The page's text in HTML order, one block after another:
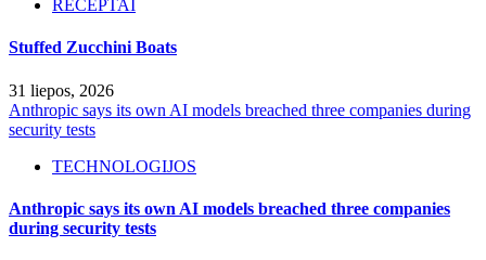
RECEPTAI
Stuffed Zucchini Boats
31 liepos, 2026
Anthropic says its own AI models breached three companies during
security tests
TECHNOLOGIJOS
Anthropic says its own AI models breached three companies
during security tests